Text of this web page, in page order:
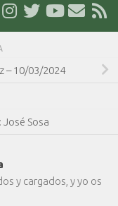
– 10/03/2024
Sosa
y cargados, y yo os